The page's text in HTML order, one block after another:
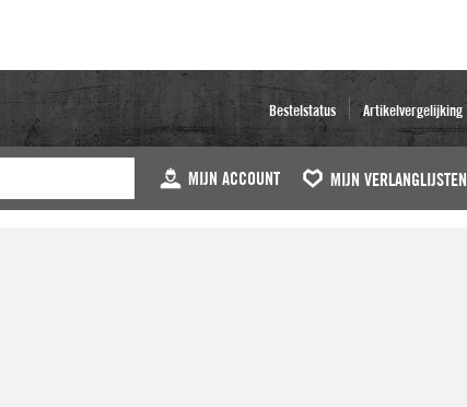
Bestelstatus Artikelvergelijking
MIJN ACCOUNT MIJN VERLANGLIJSTEN